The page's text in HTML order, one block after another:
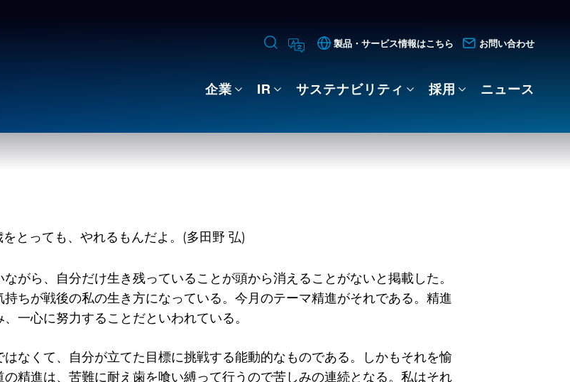
製品・サービス情報はこちら お問い合わせ
企業 IR サステナビリティ 採用 ニュース
がら、自分だけ生き残っていることが頭から消えることがないと掲載した。
ちが戦後の私の生き方になっている。今月のテーマ精進がそれである。精進
一心に努力することだといわれている。
なくて、自分が立てた目標に挑戦する能動的なものである。しかもそれを愉
精進は、苦難に耐え歯を喰い縛って行うので苦しみの連続となる。私はそれ